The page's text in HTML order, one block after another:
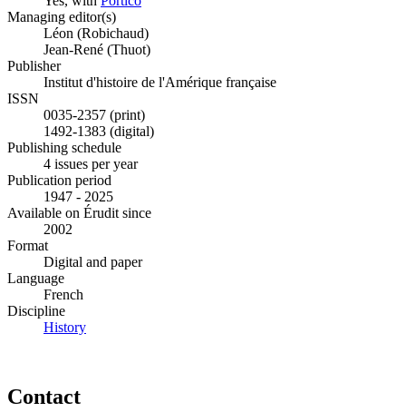
Managing editor(s)
Léon (Robichaud)
Jean-René (Thuot)
Publisher
Institut d'histoire de l'Amérique française
ISSN
0035-2357 (print)
1492-1383 (digital)
Publishing schedule
4 issues per year
Publication period
1947 - 2025
Available on Érudit since
2002
Format
Digital and paper
Language
French
Discipline
History
Contact